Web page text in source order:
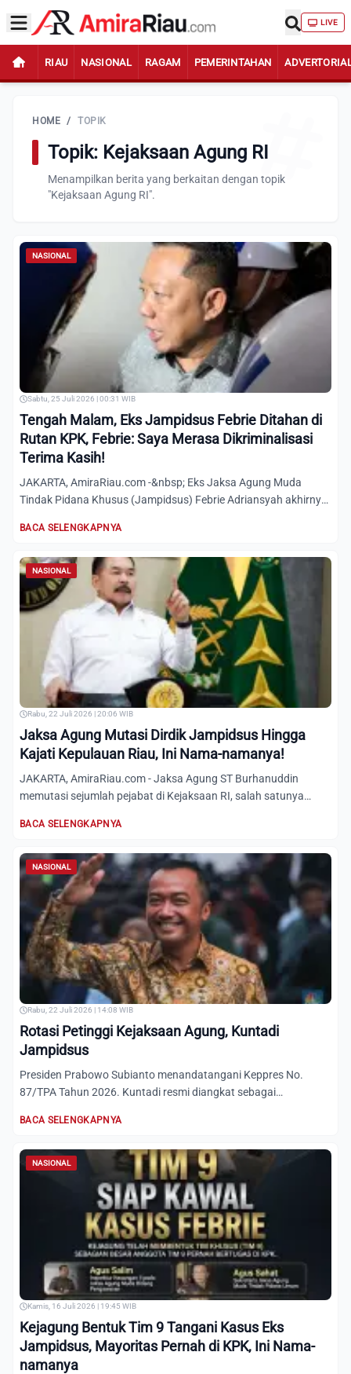
LIVE
RIAU NASIONAL RAGAM PEMERINTAHAN
HOME / TOPIK
Topik: Kejaksaan Agung RI
Menampilkan berita yang berkaitan dengan topik
"Kejaksaan Agung RI".
NASIONAL
Sabtu, 25 Juli 2026 | 00:31 WIB
Tengah Malam, Eks Jampidsus Febrie Ditahan di
Rutan KPK, Febrie: Saya Merasa Dikriminalisasi
Terima Kasih!
JAKARTA, AmiraRiau.com -&nbsp; Eks Jaksa Agung Muda
Tindak Pidana Khusus (Jampidsus) Febrie Adriansyah akhirnya
BACA SELENGKAPNYA
NASIONAL
Rabu, 22 Juli 2026 | 20:06 WIB
Jaksa Agung Mutasi Dirdik Jampidsus Hingga
Kajati Kepulauan Riau, Ini Nama-namanya!
JAKARTA, AmiraRiau.com - Jaksa Agung ST Burhanuddin
memutasi sejumlah pejabat di Kejaksaan RI, salah satunya
BACA SELENGKAPNYA
NASIONAL
Rabu, 22 Juli 2026 | 14:08 WIB
Rotasi Petinggi Kejaksaan Agung, Kuntadi
Jampidsus
Presiden Prabowo Subianto menandatangani Keppres No.
87/TPA Tahun 2026. Kuntadi resmi diangkat sebagai
BACA SELENGKAPNYA
NASIONAL
Kamis, 16 Juli 2026 | 19:45 WIB
Kejagung Bentuk Tim 9 Tangani Kasus Eks
Jampidsus, Mayoritas Pernah di KPK, Ini Nama-
namanya